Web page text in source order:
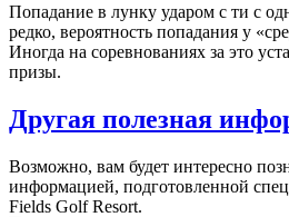
Попадание в лунку ударом с ти с
редко, вероятность попадания у
Иногда на соревнованиях за это
призы.
Другая полезная
Возможно, вам будет интересно
информацией, подготовленной
Fields Golf Resort.